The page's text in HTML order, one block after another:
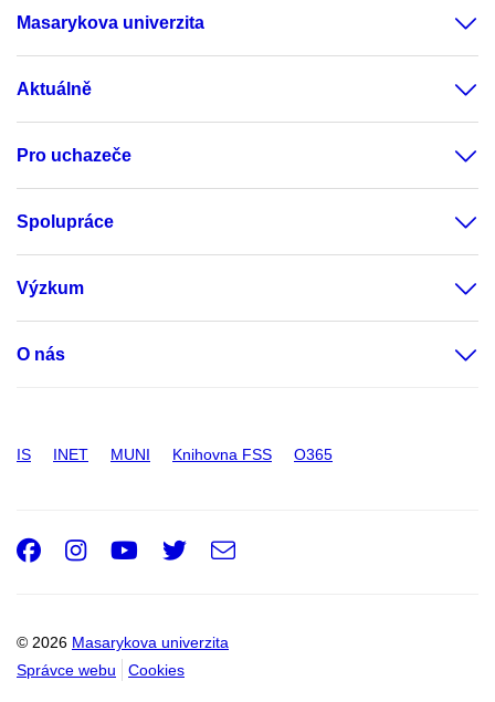
Masarykova univerzita
Aktuálně
Pro uchazeče
Spolupráce
Výzkum
O nás
IS INET MUNI Knihovna FSS O365
© 2026 Masarykova univerzita
Správce webu
Cookies
Facebook
Instagram
Youtube
Twitter
e-